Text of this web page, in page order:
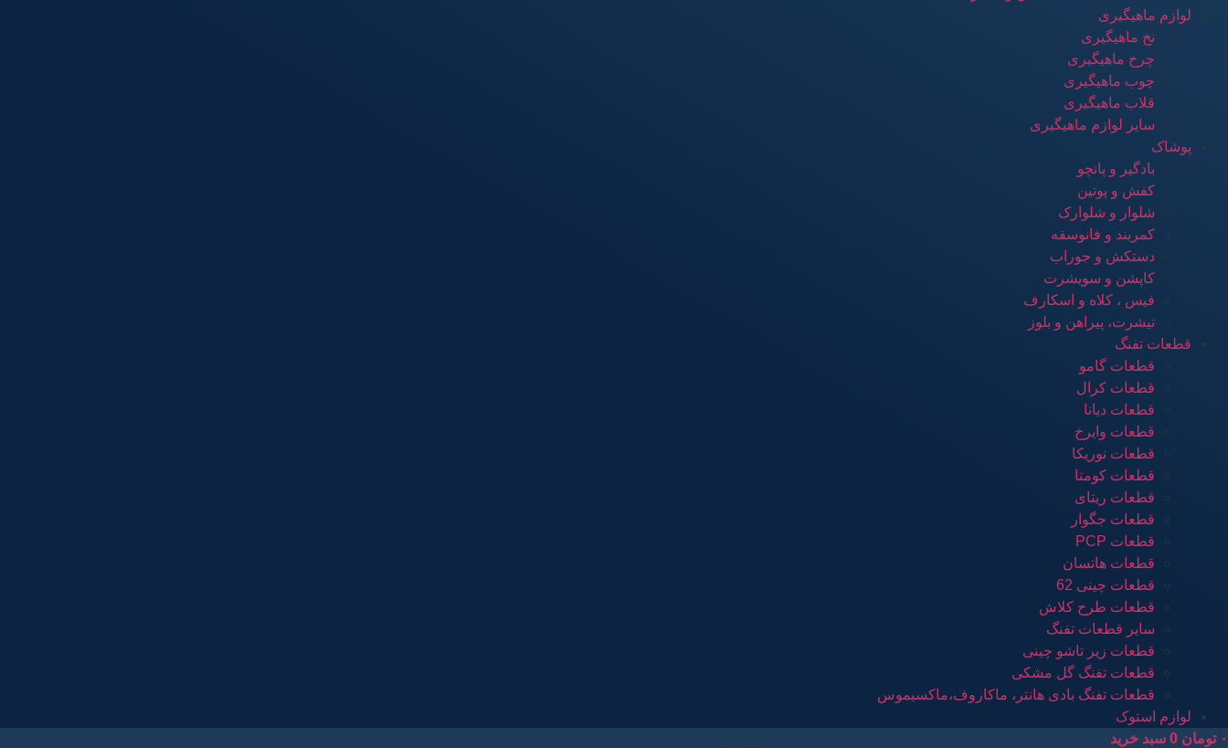
لوازم ماهیگیری
نخ ماهیگیری
چرخ ماهیگیری
چوب ماهیگیری
قلاب ماهیگیری
سایر لوازم ماهیگیری
پوشاک
بادگیر و پانچو
کفش و پوتین
شلوار و شلوارک
کمربند و فانوسقه
دستکش و جوراب
کاپشن و سویشرت
فیس ، کلاه و اسکارف
تیشرت، پیراهن و بلوز
قطعات تفنگ
قطعات گامو
قطعات کرال
قطعات دیانا
قطعات وایرخ
قطعات نوریکا
قطعات کومتا
قطعات ریتای
قطعات جگوار
قطعات PCP
قطعات هاتسان
قطعات چینی 62
قطعات طرح کلاش
سایر قطعات تفنگ
قطعات زیر تاشو چینی
قطعات تفنگ گل مشکی
قطعات تفنگ بادی هانتر، ماکاروف،ماکسیموس
لوازم استوک
۰ تومان 0 سبد خرید